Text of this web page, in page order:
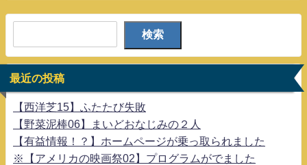
検索
最近の投稿
【西洋芝15】ふたたび失敗
【野菜泥棒06】まいどおなじみの２人
【有益情報！？】ホームページが乗っ取られました
※【アメリカの映画祭02】プログラムがでました